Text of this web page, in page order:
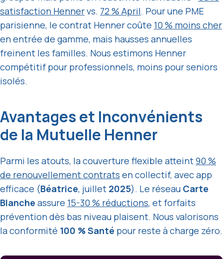
satisfaction Hennervs. 72 % April. Pour une PME
parisienne, le contrat Henner coûte 10 % moins cher
en entrée de gamme, mais hausses annuelles
freinent les familles. Nous estimons Henner
compétitif pour professionnels, moins pour seniors
isolés.
Avantages et Inconvénients
de la Mutuelle Henner
Parmi les atouts, la couverture flexible atteint90 %
de renouvellement contrats en collectif, avec app
efficace (Béatrice, juillet 2025). Le réseau Carte
Blanche assure 15-30 % réductions, et forfaits
prévention dès bas niveau plaisent. Nous valorisons
la conformité 100 % Santé pour reste à charge zéro.